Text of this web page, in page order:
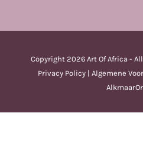
Copyright 2026 Art Of Africa -
Privacy Policy | Algemene